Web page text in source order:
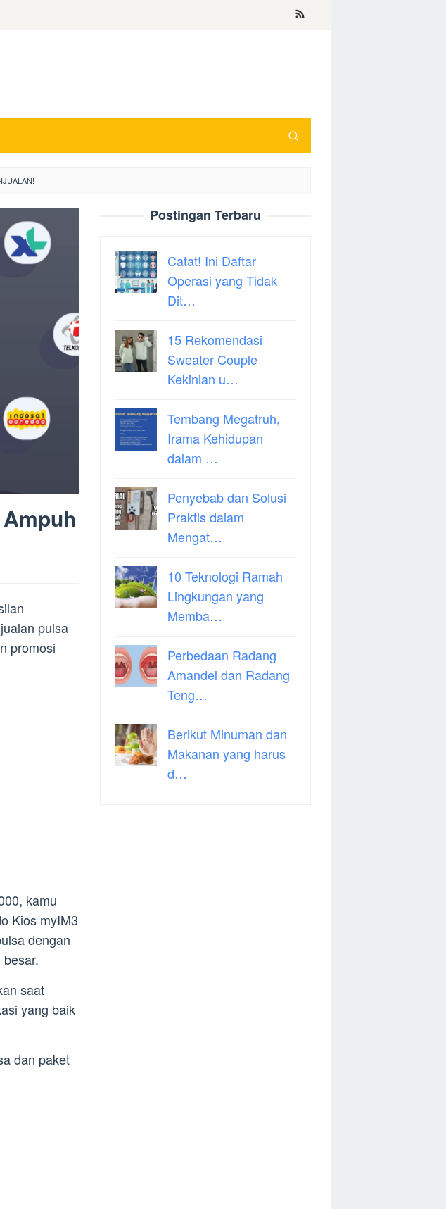
pulsa
promosi
kamu
Kios myIM3
dengan
saat
yang baik
dan paket
Postingan Terbaru
Catat! Ini Daftar
Operasi yang Tidak
Dit…
15 Rekomendasi
Sweater Couple
Kekinian u…
Tembang Megatruh,
Irama Kehidupan
dalam …
Penyebab dan Solusi
Praktis dalam
Mengat…
10 Teknologi Ramah
Lingkungan yang
Memba…
Perbedaan Radang
Amandel dan Radang
Teng…
Berikut Minuman dan
Makanan yang harus
d…